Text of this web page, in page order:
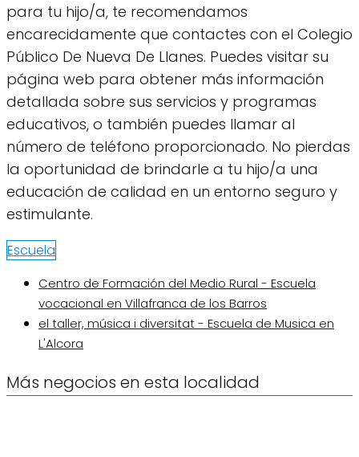
para tu hijo/a, te recomendamos
encarecidamente que contactes con el Colegio
Público De Nueva De Llanes. Puedes visitar su
página web para obtener más información
detallada sobre sus servicios y programas
educativos, o también puedes llamar al
número de teléfono proporcionado. No pierdas
la oportunidad de brindarle a tu hijo/a una
educación de calidad en un entorno seguro y
estimulante.
Escuela
Centro de Formación del Medio Rural - Escuela
vocacional en Villafranca de los Barros
el taller, música i diversitat - Escuela de Musica en
L'Alcora
Más negocios en esta localidad